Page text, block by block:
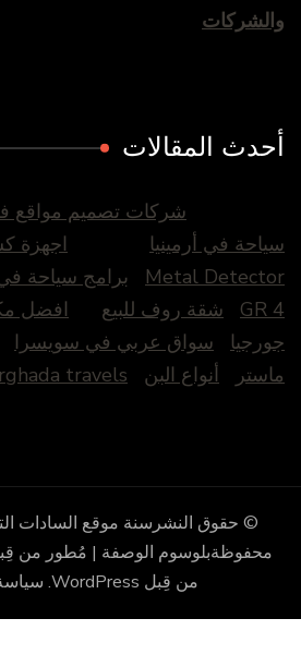
المقالات
شركات تصميم مواقع
في أرمينيا
اجهزة
Metal
برامج سياحة في
GR
شقة روف للبيع
افضل
سواق عربي في سويسرا
أنواع البن hurghada travels
© حقوق النشرسنةموقع السادات
محفوظةبلوسوم الوصفة | مُطور من قِبل
من قِبلWordPress
.سياسة